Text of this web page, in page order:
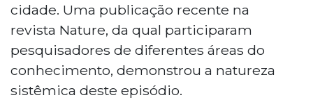
cidade. Uma publicação recente na
revista Nature, da qual participaram
pesquisadores de diferentes áreas do
conhecimento, demonstrou a natureza
sistêmica deste episódio.